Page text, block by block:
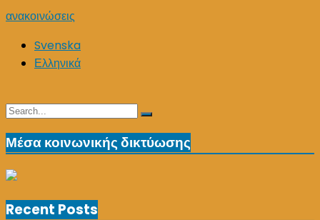
ανακοινώσεις
Svenska
Ελληνικά
Search
Search
Μέσα κοινωνικής δικτύωσης
Recent Posts